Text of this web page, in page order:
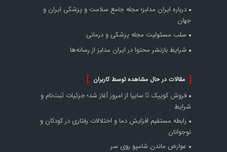
درباره ایران مدلبز؛ مجله جامع سلامت و پزشکی ایران و
جهان
سلب مسئولیت مجله پزشکی و درمانی
شرایط بازنشر محتوا در ایران مدلبز از رسانه‌ها
مقالات در حال مشاهده توسط کاربران
فروش کوییک S سایپا از امروز آغاز شد؛ جزئیات ثبت‌نام و
شرایط
رابطه مستقیم افزایش دما و اختلالات رفتاری در کودکان و
نوجوانان
عوارض ماندن شامپو روی سر